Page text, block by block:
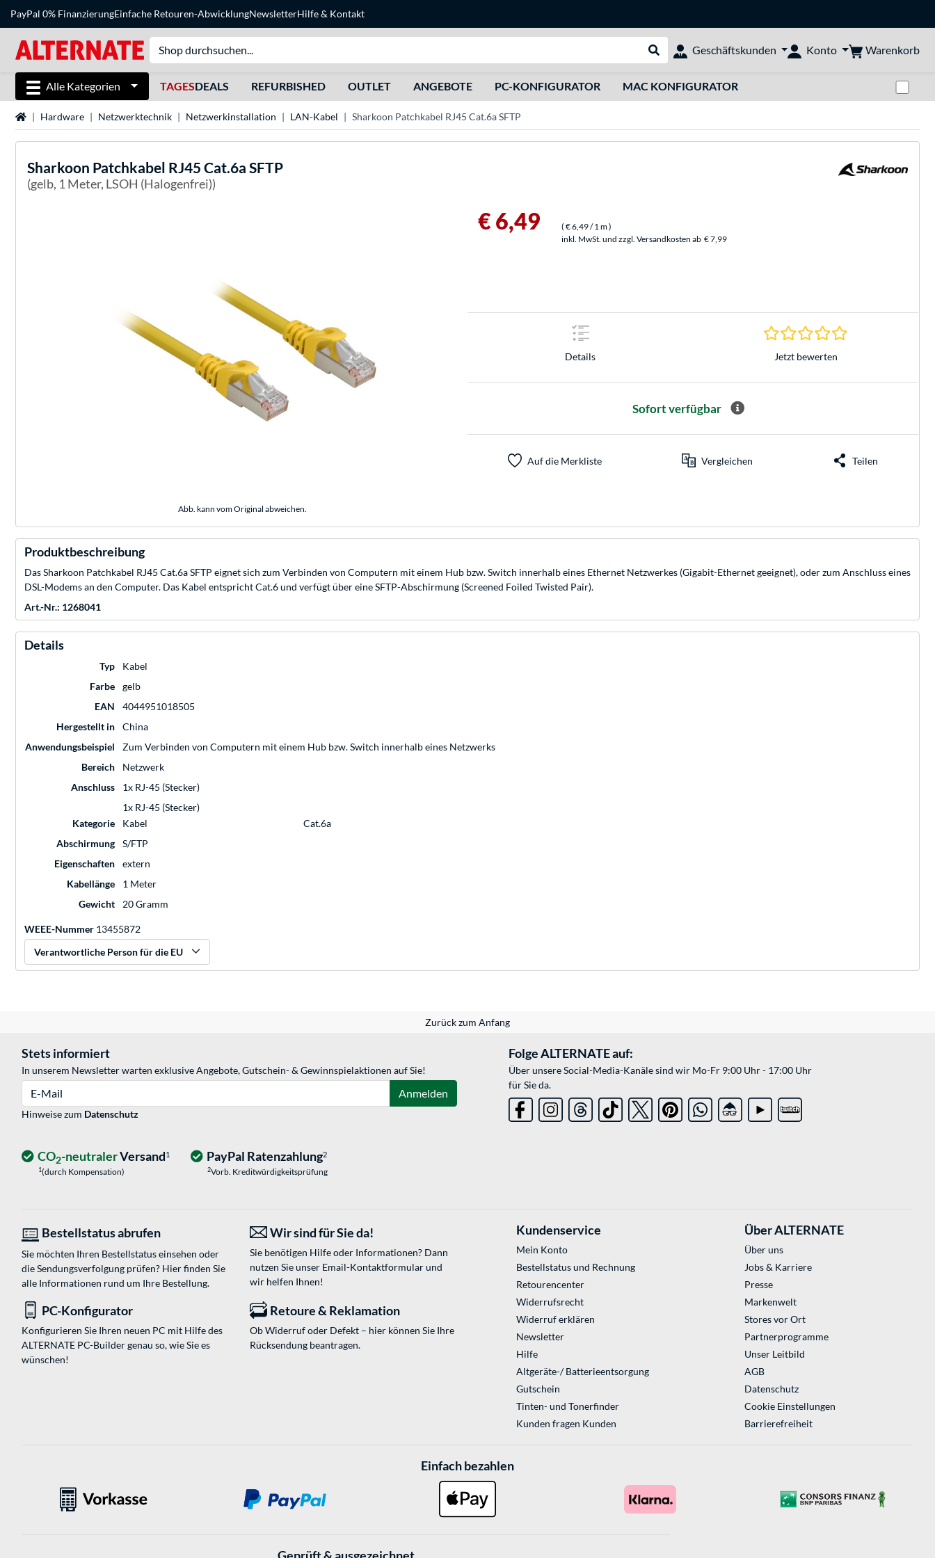
PayPal 0% FinanzierungEinfache Retouren-AbwicklungNewsletterHilfe& Kontakt
Suche durchführen
Geschäftskunden Konto Warenkorb
Alle Kategorien TAGESDEALS REFURBISHED OUTLET ANGEBOTE PC-KONFIGURATOR MAC KONFIGURATOR
StartseiteHardware Netzwerktechnik Netzwerkinstallation LAN-Kabel Sharkoon Patchkabel RJ45 Cat.6a SFTP
Sharkoon Patchkabel RJ45 Cat.6a SFTP
(gelb, 1 Meter, LSOH (Halogenfrei))
Abb. kann vom Original abweichen.
€ 6,49 ( € 6,49/ 1 m)
inkl. MwSt. und zzgl. Versandkosten ab € 7,99
Details
0.0 Sterne bei 0
Jetzt bewerten
Sofort verfügbar
Auf die Merkliste Vergleichen Teilen
Produktbeschreibung
Das Sharkoon Patchkabel RJ45 Cat.6a SFTP eignet sich zum Verbinden von Computern mit einem Hub bzw. Switch innerhalb eines Ethernet Netzwerkes (Gigabit-Ethernet geeignet), oder zum Anschluss eines
DSL-Modems an den Computer. Das Kabel entspricht Cat.6 und verfügt über eine SFTP-Abschirmung (Screened Foiled Twisted Pair).
Art.-Nr.: 1268041
Details
Typ
Kabel
Farbe
gelb
EAN
4044951018505
Hergestellt in
China
Anwendungsbeispiel
Zum Verbinden von Computern mit einem Hub bzw. Switch innerhalb eines Netzwerks
Bereich
Netzwerk
Anschluss
1x RJ-45 (Stecker)
1x RJ-45 (Stecker)
Kategorie
Kabel
Cat.6a
Abschirmung
S/FTP
Eigenschaften
extern
Kabellänge
1 Meter
Gewicht
20 Gramm
WEEE-Nummer 13455872
Verantwortliche Person für die EU
Zurück zum Anfang
Stets informiert
In unserem Newsletter warten exklusive Angebote, Gutschein- & Gewinnspielaktionen auf Sie!
Anmelden
Hinweise zum Datenschutz
Folge ALTERNATE auf:
Über unsere Social-Media-Kanäle sind wir Mo-Fr 9:00 Uhr - 17:00 Uhr
für Sie da.
CO2-neutralerVersand1
1(durch Kompensation)
PayPal Ratenzahlung2
2Vorb. Kreditwürdigkeitsprüfung
Bestellstatus abrufen
Sie möchten Ihren Bestellstatus einsehen oder
die Sendungsverfolgung prüfen? Hier finden Sie
alle Informationen rund um Ihre Bestellung.
Wir sind für Sie da!
Sie benötigen Hilfe oder Informationen? Dann
nutzen Sie unser Email-Kontaktformularund
wir helfen Ihnen!
PC-Konfigurator
Konfigurieren Sie Ihren neuen PC mit Hilfe des
ALTERNATE PC-Builder genau so, wie Sie es
wünschen!
Retoure & Reklamation
Ob Widerruf oder Defekt – hier können Sie Ihre
Rücksendung beantragen.
Kundenservice
Mein Konto
Bestellstatus und Rechnung
Retourencenter
Widerrufsrecht
Widerruf erklären
Newsletter
Hilfe
Altgeräte-/ Batterieentsorgung
Gutschein
Tinten- und Tonerfinder
Kunden fragen Kunden
Über ALTERNATE
Über uns
Jobs & Karriere
Presse
Markenwelt
Stores vor Ort
Partnerprogramme
Unser Leitbild
AGB
Datenschutz
Cookie Einstellungen
Barrierefreiheit
Einfach bezahlen